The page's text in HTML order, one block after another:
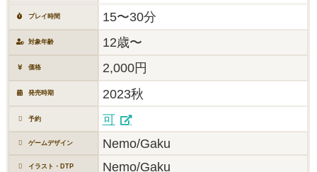
プレイ時間 15〜30分
対象年齢 12歳〜
価格 2,000円
発売時期 2023秋
予約 可
ゲームデザイン Nemo/Gaku
イラスト・DTP Nemo/Gaku